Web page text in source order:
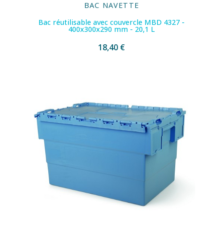
BAC NAVETTE
Bac réutilisable avec couvercle MBD 4327 -
400x300x290 mm - 20,1 L
18,40 €